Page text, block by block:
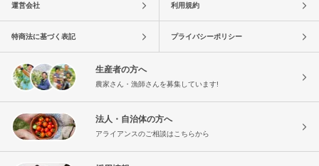
運営会社 利用規約
特商法に基づく表記 プライバシーポリシー
生産者の方へ
農家さん・漁師さんを募集しています!
法人・自治体の方へ
アライアンスのご相談はこちらから